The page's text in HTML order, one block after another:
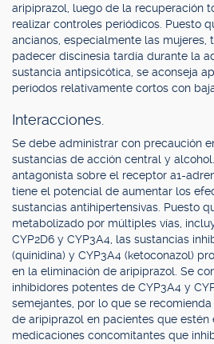
aripiprazol, luego de la recuperación
realizar controles periódicos. Puesto
ancianos, especialmente las mujeres,
padecer discinesia tardía durante la
sustancia antipsicótica, se aconseja
períodos relativamente cortos con
Interacciones.
Se debe administrar con precaución
sustancias de acción central y
antagonista sobre el receptor a1-
tiene el potencial de aumentar los
sustancias antihipertensivas. Puesto
metabolizado por múltiples vías,
CYP2D6 y CYP3A4, las sustancias
(quinidina) y CYP3A4 (ketoconazol)
en la eliminación de aripiprazol. Se
inhibidores potentes de CYP3A4 y
semejantes, por lo que se
de aripiprazol en pacientes que
medicaciones concomitantes que